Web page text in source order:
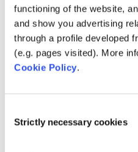
functioning of the website,
and show you advertising
through a profile developed
(e.g. pages visited). More
Cookie Policy.
Selection
Strictly necessary cookies
Toevoegen aan kalender
GEGEVENS
Tijd: